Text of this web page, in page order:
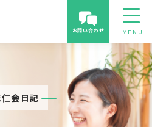
お問い合わせ
会日記